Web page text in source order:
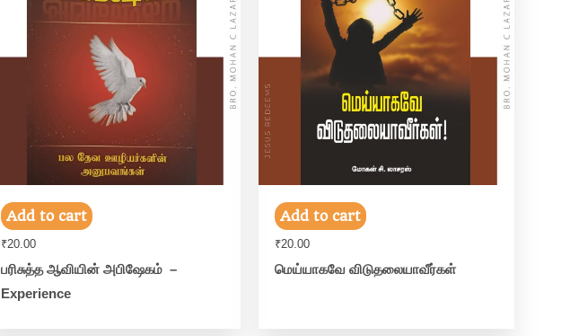
Add to cart
₹20.00
பரிசுத்த ஆவியின் அபிஷேகம் –
Experience
Add to cart
₹20.00
மெய்யாகவே விடுதலையாவீர்கள்